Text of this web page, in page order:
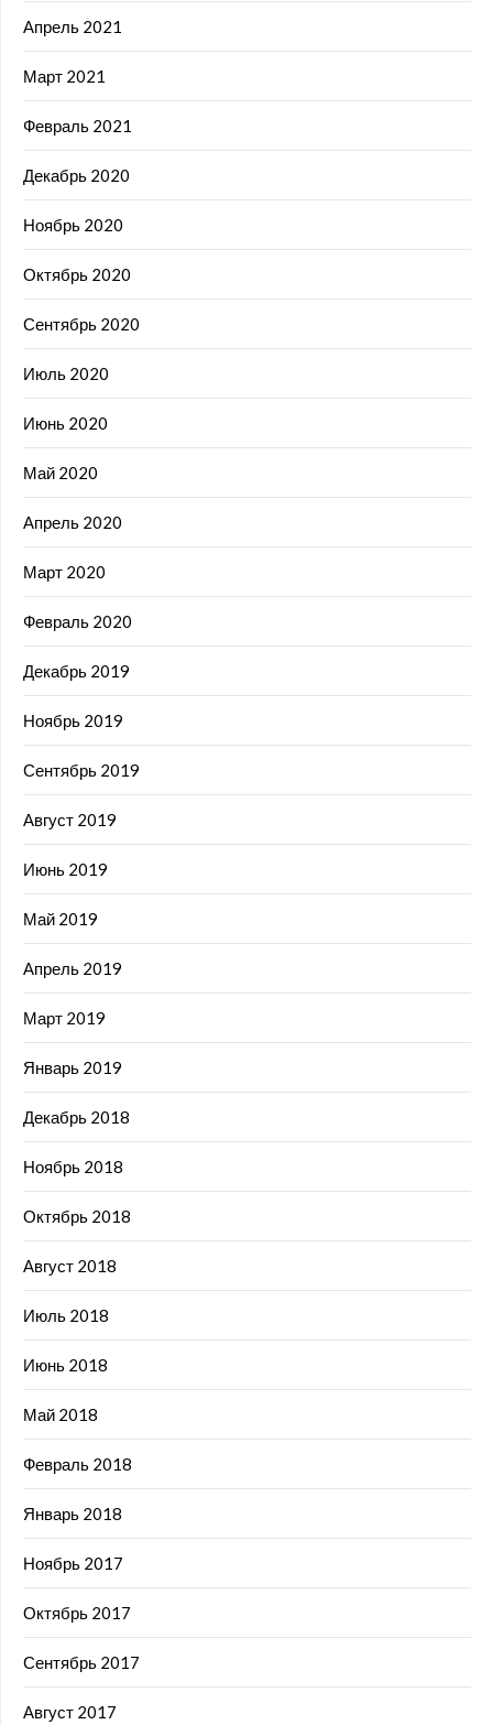
Апрель 2021
Март 2021
Февраль 2021
Декабрь 2020
Ноябрь 2020
Октябрь 2020
Сентябрь 2020
Июль 2020
Июнь 2020
Май 2020
Апрель 2020
Март 2020
Февраль 2020
Декабрь 2019
Ноябрь 2019
Сентябрь 2019
Август 2019
Июнь 2019
Май 2019
Апрель 2019
Март 2019
Январь 2019
Декабрь 2018
Ноябрь 2018
Октябрь 2018
Август 2018
Июль 2018
Июнь 2018
Май 2018
Февраль 2018
Январь 2018
Ноябрь 2017
Октябрь 2017
Сентябрь 2017
Август 2017